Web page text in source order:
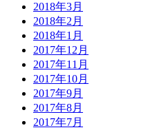
2018年3月
2018年2月
2018年1月
2017年12月
2017年11月
2017年10月
2017年9月
2017年8月
2017年7月